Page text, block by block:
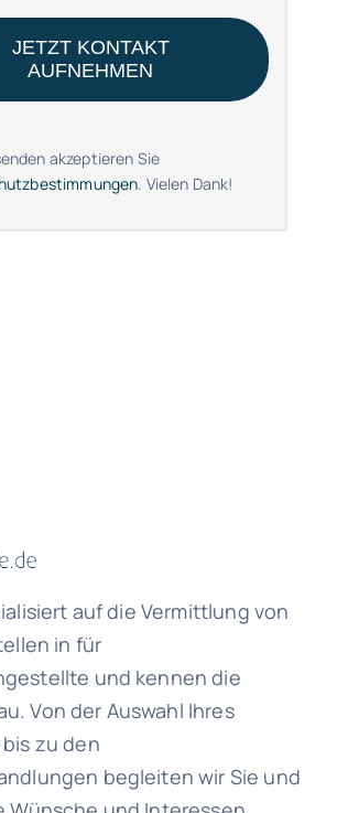
JETZT KONTAKT
AUFNEHMEN
akzeptieren Sie
. Vielen Dank!
auf die Vermittlung von
in für
und kennen die
Von der Auswahl Ihres
zu den
begleiten wir Sie und